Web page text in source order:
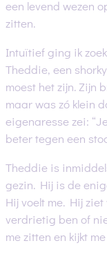
een levend wezen
zitten.
Intuïtief ging ik
Theddie, een
moest het zijn. Zijn
maar was zó klein
eigenaresse zei:
beter tegen een
Theddie is
gezin. Hij is de
Hij voelt me. Hij
verdrietig ben of
me zitten en kijkt